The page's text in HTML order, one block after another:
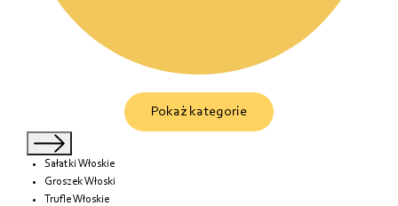
Pokaż kategorie
Sałatki Włoskie
Groszek Włoski
Trufle Włoskie